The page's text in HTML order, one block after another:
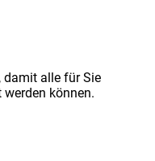
damit alle für Sie
können.